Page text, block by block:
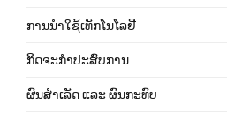
ການນຳໃຊ້ເທັກໂນໂລຢີ
ກິດຈະກຳປະສົບການ
ຜົນສຳເລັດ ແລະ ຜົນກະທົບ